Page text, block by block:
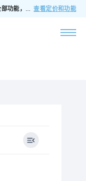
🔥$200/月畅享Tenjin完整访问权限 - 解锁全部功能，无隐藏费用，随时可取消 查看定价和功能